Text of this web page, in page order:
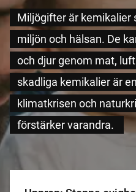
Miljögifter är kemikalier
miljön och hälsan. De
och djur genom mat,
skadliga kemikalier är
klimatkrisen och
förstärker varandra.